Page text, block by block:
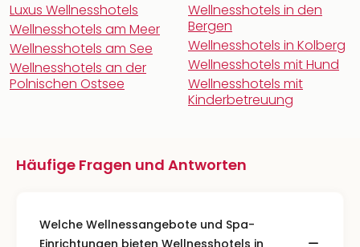
Luxus Wellnesshotels
Wellnesshotels am Meer
Wellnesshotels am See
Wellnesshotels an der
Polnischen Ostsee
Wellnesshotels in den
Bergen
Wellnesshotels in Kolberg
Wellnesshotels mit Hund
Wellnesshotels mit
Kinderbetreuung
Häufige Fragen und Antworten
Welche Wellnessangebote und Spa-
Einrichtungen bieten Wellnesshotels in